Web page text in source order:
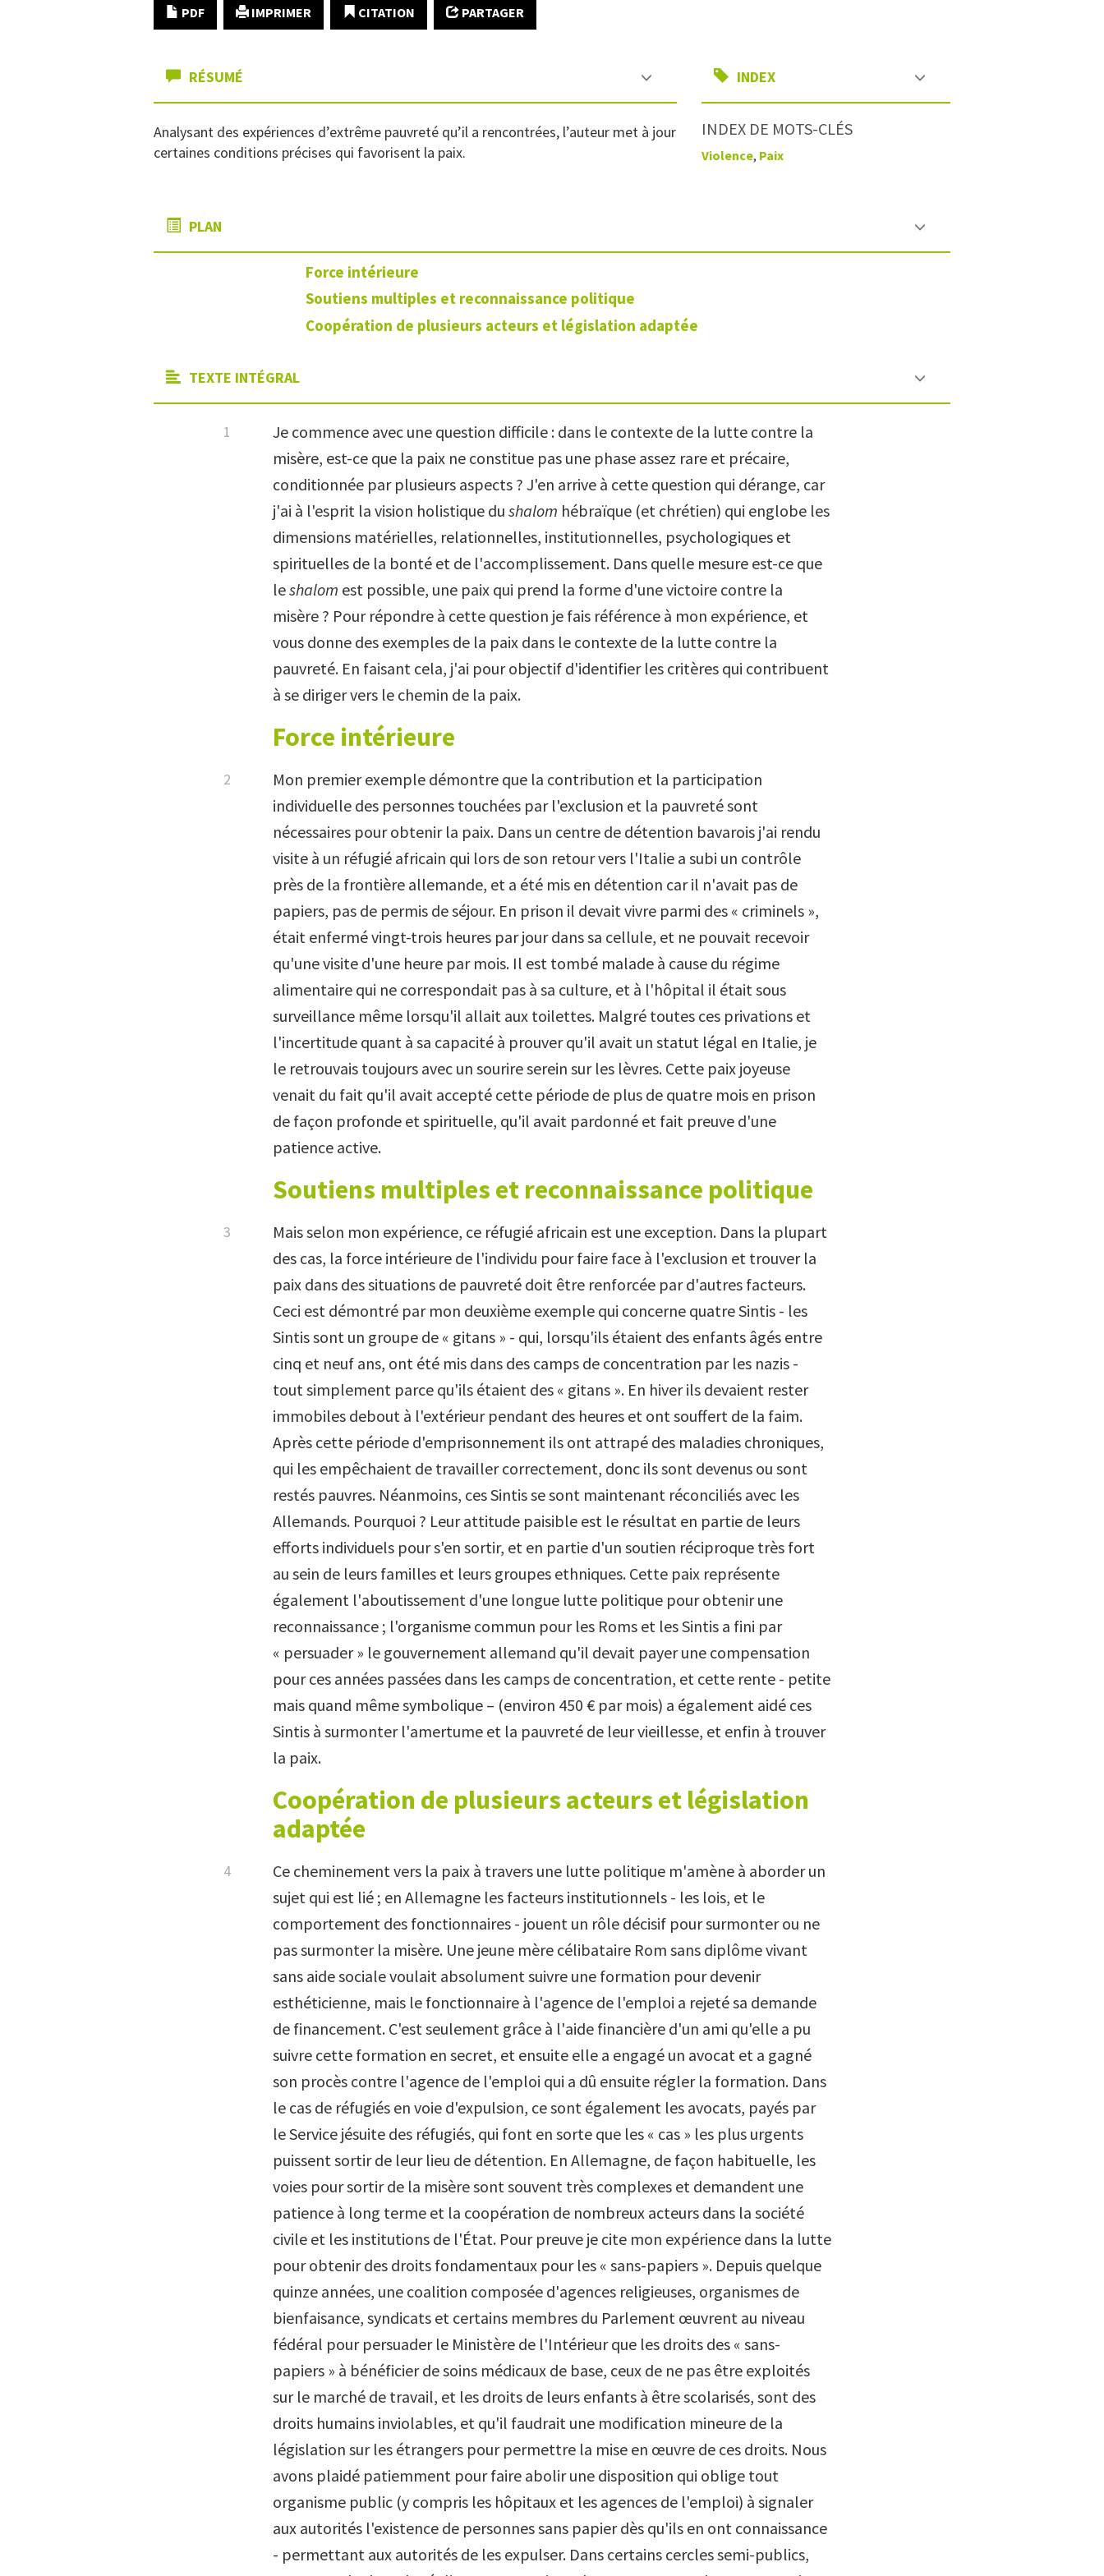
PDF IMPRIMER CITATION PARTAGER
RÉSUMÉ
Analysant des expériences d’extrême pauvreté qu’il a rencontrées, l’auteur met à jour
certaines conditions précises qui favorisent la paix.
INDEX
INDEX DE MOTS-CLÉS
Violence, Paix
PLAN
Force intérieure
Soutiens multiples et reconnaissance politique
Coopération de plusieurs acteurs et législation adaptée
TEXTE INTÉGRAL
Je commence avec une question difficile : dans le contexte de la lutte contre la
misère, est-ce que la paix ne constitue pas une phase assez rare et précaire,
conditionnée par plusieurs aspects ? J'en arrive à cette question qui dérange, car
j'ai à l'esprit la vision holistique du shalom hébraïque (et chrétien) qui englobe les
dimensions matérielles, relationnelles, institutionnelles, psychologiques et
spirituelles de la bonté et de l'accomplissement. Dans quelle mesure est-ce que
leshalom est possible, une paix qui prend la forme d'une victoire contre la
misère ? Pour répondre à cette question je fais référence à mon expérience, et
vous donne des exemples de la paix dans le contexte de la lutte contre la
pauvreté. En faisant cela, j'ai pour objectif d'identifier les critères qui contribuent
à se diriger vers le chemin de la paix.
Force intérieure
Mon premier exemple démontre que la contribution et la participation
individuelle des personnes touchées par l'exclusion et la pauvreté sont
nécessaires pour obtenir la paix. Dans un centre de détention bavarois j'ai rendu
visite à un réfugié africain qui lors de son retour vers l'Italie a subi un contrôle
près de la frontière allemande, et a été mis en détention car il n'avait pas de
papiers, pas de permis de séjour. En prison il devait vivre parmi des « criminels »,
était enfermé vingt-trois heures par jour dans sa cellule, et ne pouvait recevoir
qu'une visite d'une heure par mois. Il est tombé malade à cause du régime
alimentaire qui ne correspondait pas à sa culture, et à l'hôpital il était sous
surveillance même lorsqu'il allait aux toilettes. Malgré toutes ces privations et
l'incertitude quant à sa capacité à prouver qu'il avait un statut légal en Italie, je
le retrouvais toujours avec un sourire serein sur les lèvres. Cette paix joyeuse
venait du fait qu'il avait accepté cette période de plus de quatre mois en prison
de façon profonde et spirituelle, qu'il avait pardonné et fait preuve d'une
patience active.
Soutiens multiples et reconnaissance politique
Mais selon mon expérience, ce réfugié africain est une exception. Dans la plupart
des cas, la force intérieure de l'individu pour faire face à l'exclusion et trouver la
paix dans des situations de pauvreté doit être renforcée par d'autres facteurs.
Ceci est démontré par mon deuxième exemple qui concerne quatre Sintis - les
Sintis sont un groupe de « gitans » - qui, lorsqu'ils étaient des enfants âgés entre
cinq et neuf ans, ont été mis dans des camps de concentration par les nazis -
tout simplement parce qu'ils étaient des « gitans ». En hiver ils devaient rester
immobiles debout à l'extérieur pendant des heures et ont souffert de la faim.
Après cette période d'emprisonnement ils ont attrapé des maladies chroniques,
qui les empêchaient de travailler correctement, donc ils sont devenus ou sont
restés pauvres. Néanmoins, ces Sintis se sont maintenant réconciliés avec les
Allemands. Pourquoi ? Leur attitude paisible est le résultat en partie de leurs
efforts individuels pour s'en sortir, et en partie d'un soutien réciproque très fort
au sein de leurs familles et leurs groupes ethniques. Cette paix représente
également l'aboutissement d'une longue lutte politique pour obtenir une
reconnaissance ; l'organisme commun pour les Roms et les Sintis a fini par
« persuader » le gouvernement allemand qu'il devait payer une compensation
pour ces années passées dans les camps de concentration, et cette rente - petite
mais quand même symbolique – (environ 450 € par mois) a également aidé ces
Sintis à surmonter l'amertume et la pauvreté de leur vieillesse, et enfin à trouver
la paix.
Coopération de plusieurs acteurs et législation
adaptée
Ce cheminement vers la paix à travers une lutte politique m'amène à aborder un
sujet qui est lié ; en Allemagne les facteurs institutionnels - les lois, et le
comportement des fonctionnaires - jouent un rôle décisif pour surmonter ou ne
pas surmonter la misère. Une jeune mère célibataire Rom sans diplôme vivant
sans aide sociale voulait absolument suivre une formation pour devenir
esthéticienne, mais le fonctionnaire à l'agence de l'emploi a rejeté sa demande
de financement. C'est seulement grâce à l'aide financière d'un ami qu'elle a pu
suivre cette formation en secret, et ensuite elle a engagé un avocat et a gagné
son procès contre l'agence de l'emploi qui a dû ensuite régler la formation. Dans
le cas de réfugiés en voie d'expulsion, ce sont également les avocats, payés par
le Service jésuite des réfugiés, qui font en sorte que les « cas » les plus urgents
puissent sortir de leur lieu de détention. En Allemagne, de façon habituelle, les
voies pour sortir de la misère sont souvent très complexes et demandent une
patience à long terme et la coopération de nombreux acteurs dans la société
civile et les institutions de l'État. Pour preuve je cite mon expérience dans la lutte
pour obtenir des droits fondamentaux pour les « sans-papiers ». Depuis quelque
quinze années, une coalition composée d'agences religieuses, organismes de
bienfaisance, syndicats et certains membres du Parlement œuvrent au niveau
fédéral pour persuader le Ministère de l'Intérieur que les droits des « sans-
papiers » à bénéficier de soins médicaux de base, ceux de ne pas être exploités
sur le marché de travail, et les droits de leurs enfants à être scolarisés, sont des
droits humains inviolables, et qu'il faudrait une modification mineure de la
législation sur les étrangers pour permettre la mise en œuvre de ces droits. Nous
avons plaidé patiemment pour faire abolir une disposition qui oblige tout
organisme public (y compris les hôpitaux et les agences de l'emploi) à signaler
aux autorités l'existence de personnes sans papier dès qu'ils en ont connaissance
- permettant aux autorités de les expulser. Dans certains cercles semi-publics,